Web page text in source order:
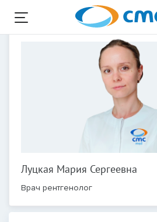
Луцкая Мария Сергеевна
Врач рентгенолог